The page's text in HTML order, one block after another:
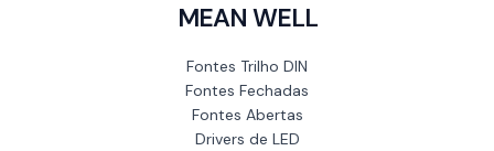
MEAN WELL
Fontes Trilho DIN
Fontes Fechadas
Fontes Abertas
Drivers de LED